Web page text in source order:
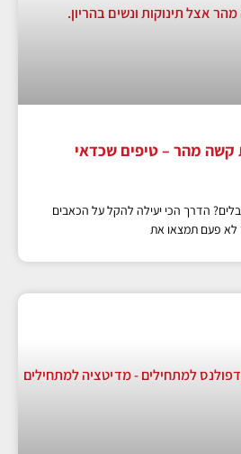
קשה מהר – טיפים שכדאי
הדרך הכי יעילה להקל על הכאבים
לא פעם תמצאו את